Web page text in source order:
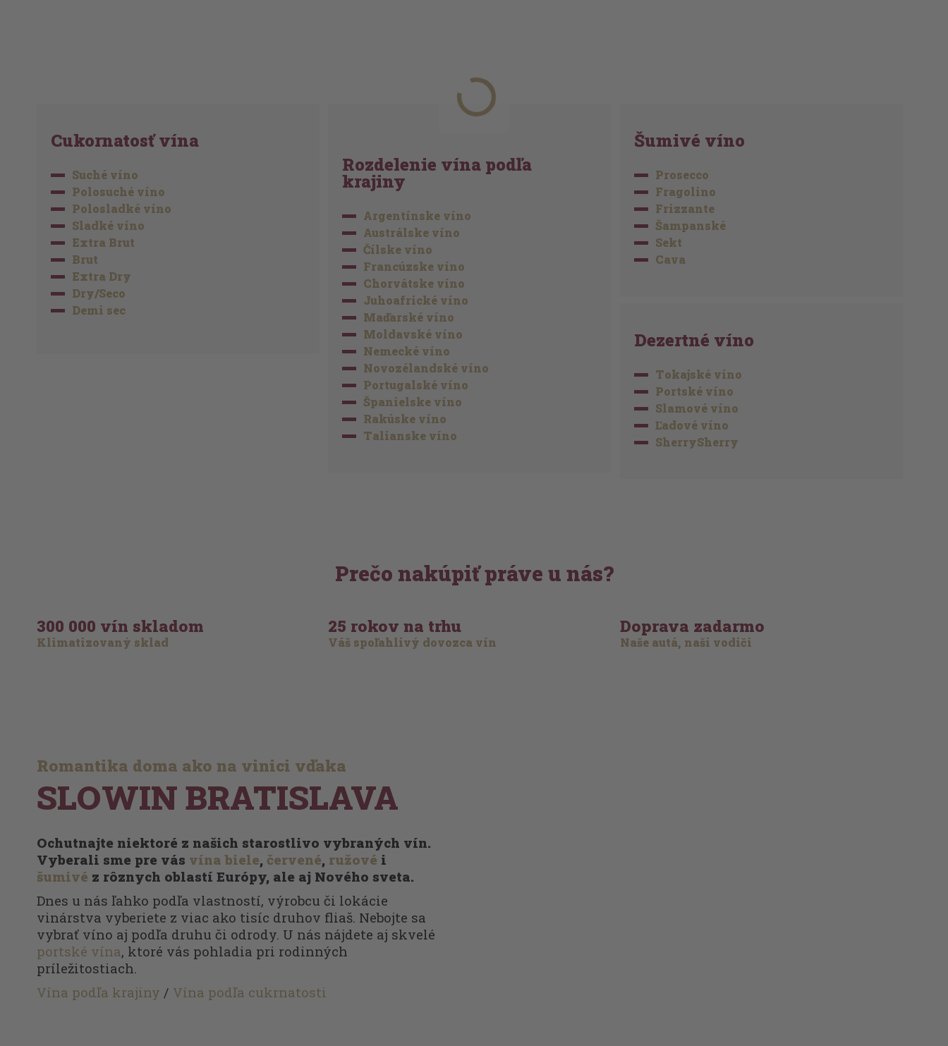
Cukornatosť vína
Suché víno
Polosuché víno
Polosladké víno
Sladké víno
Extra Brut
Brut
Extra Dry
Dry/Seco
Demi sec
Rozdelenie vína podľa
krajiny
Argentínske víno
Austrálske víno
Čílske víno
Francúzske víno
Chorvátske víno
Juhoafrické víno
Maďarské víno
Moldavské víno
Nemecké víno
Novozélandské víno
Portugalské víno
Španielske víno
Rakúske víno
Talianske víno
Šumivé víno
Prosecco
Fragolino
Frizzante
Šampanské
Sekt
Cava
Dezertné víno
Tokajské víno
Portské víno
Slamové víno
Ľadové víno
SherrySherry
Prečo nakúpiť práve u nás?
300 000 vín skladom
Klimatizovaný sklad
25 rokov na trhu
Váš spoľahlivý dovozca vín
Doprava zadarmo
Naše autá, naši vodiči
Romantika doma ako na vinici vďaka
SLOWIN BRATISLAVA
Ochutnajte niektoré z našich starostlivo vybraných vín.
Vyberali sme pre vás vína biele, červené, ružové i
šumivé z rôznych oblastí Európy, ale aj Nového sveta.
Dnes u nás ľahko podľa vlastností, výrobcu či lokácie
vinárstva vyberiete z viac ako tisíc druhov fliaš. Nebojte sa
vybrať víno aj podľa druhu či odrody. U nás nájdete aj skvelé
portské vína, ktoré vás pohladia pri rodinných
príležitostiach.
Vína podľa krajiny / Vína podľa cukrnatosti